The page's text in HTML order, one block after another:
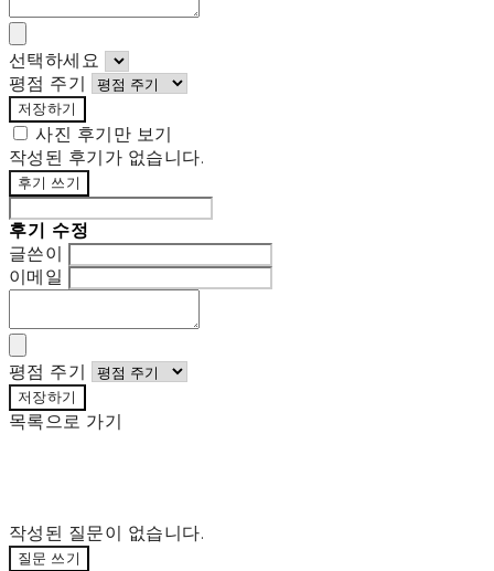
선택하세요
평점 주기
저장하기
사진 후기만 보기
작성된 후기가 없습니다.
후기 쓰기
후기 수정
글쓴이
이메일
평점 주기
저장하기
목록으로 가기
작성된 질문이 없습니다.
질문 쓰기